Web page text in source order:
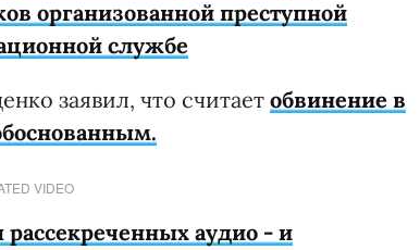
организованной преступной
службе
заявил, что считаетобвинение в
VIDEO
аудио - и